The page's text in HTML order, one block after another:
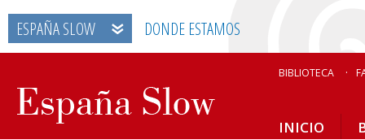
ESPAÑA SLOW DONDE ESTAMOS
BIBLIOTECA
INICIO